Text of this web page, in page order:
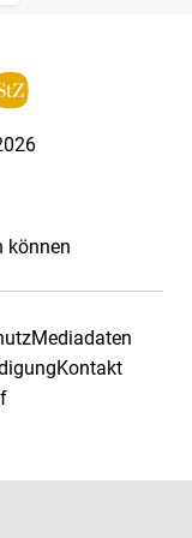
können
Mediadaten
Kontakt